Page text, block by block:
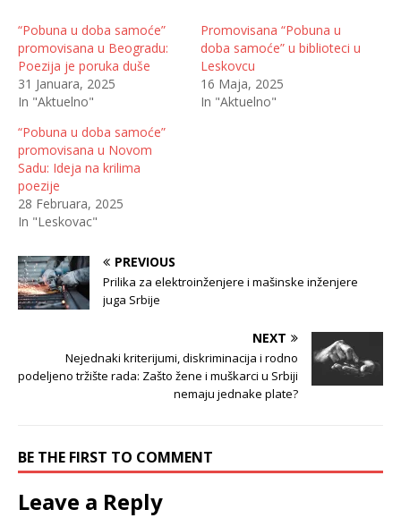
“Pobuna u doba samoće”
promovisana u Beogradu:
Poezija je poruka duše
31 Januara, 2025
In "Aktuelno"
Promovisana “Pobuna u
doba samoće” u biblioteci u
Leskovcu
16 Maja, 2025
In "Aktuelno"
“Pobuna u doba samoće”
promovisana u Novom
Sadu: Ideja na krilima
poezije
28 Februara, 2025
In "Leskovac"
PREVIOUS
Prilika za elektroinženjere i mašinske inženjere
juga Srbije
NEXT
Nejednaki kriterijumi, diskriminacija i rodno
podeljeno tržište rada: Zašto žene i muškarci u Srbiji
nemaju jednake plate?
BE THE FIRST TO COMMENT
Leave a Reply